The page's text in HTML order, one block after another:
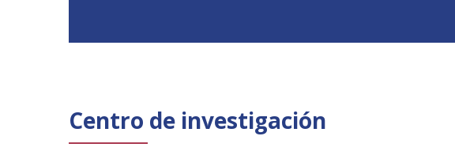
Centro de investigación